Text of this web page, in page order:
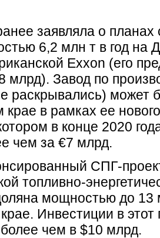
заявляла о планах
6,2 млн т в год на
Exxon (его
млрд). Завод по
раскрывались) может
крае в рамках ее
в конце 2020
чем за €7 млрд.
СПГ-
топливно-
мощностью до 13
Инвестиции в этот
чем в $10 млрд.